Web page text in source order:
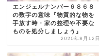
エンジェルナンバー６８６８
の数字の意味『物質的な物を
手放す時・家の整理や不要な
ものを処分しましょう』
2020年8月12日